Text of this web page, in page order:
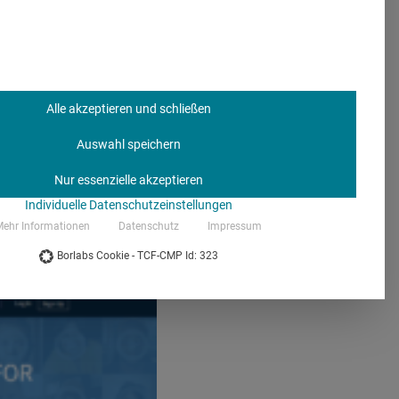
Und so mancher
zu organisieren, so
kann aber
Recruiting-Prozess
Interviews und Tools
Alle akzeptieren und schließen
Auswahl speichern
Nur essenzielle akzeptieren
Individuelle Datenschutzeinstellungen
Informationen Datenschutz Impressum
Borlabs Cookie - TCF-CMP Id: 323